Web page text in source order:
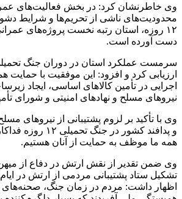
وی خاطرنشان کرد: در بخش فعالیت‌های
محدودیت‌های ناشی از تحریم‌ها و شرایط
۱۲ روزه، استان رتبه نخست پروژه‌های
دست آورده است.
ارزیابی کرد و افزود: این موفقیت با حمایت
اجرایی در تأمین کالاهای اساسی، ایجاد
نیروهای مسلح و نهادهای امنیتی و شورای
وی با تأکید بر لزوم پشتیبانی از نیروهای
و پدافند کشور در
همه ما موظف به حمایت از آنان هستیم.
وی ضمن تقدیر از نقش ارتش در دفاع از
تشکیل ستاد پشتیبانی مردمی از ارتش در
اظهار داشت: مردم در زمان جنگ، صحنه‌های